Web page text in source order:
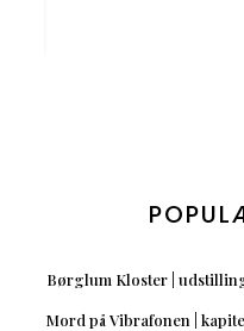
Børglum Kloster |
Mord på Vibrafonen |